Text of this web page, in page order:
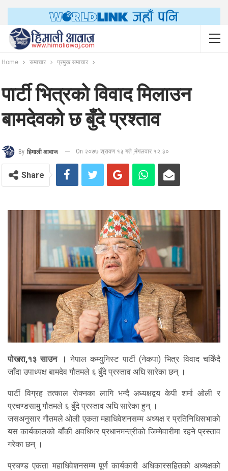
Home समाचार प्रमुख समाचार
पार्टी भित्रको विवाद मिलाउन
बामदेवको छ बुँदे प्रश्ताव
By हिमाली आवाज On २०७७ श्रावण १३ गते ,मंगलवार १२:३०
Share
पोखरा,१३ साउन । नेपाल कम्युनिस्ट पार्टी (नेकपा) भित्र विवाद चर्किँदै
जाँदा उपाध्यक्ष बामदेव गौतमले ६ बुँदे प्रस्ताव अघि सारेका छन् ।
पार्टी विग्रह तत्काल रोक्नका लागि भन्दै अध्यक्षद्वय केपी शर्मा ओली र
प्रचण्डसामु गौतमले ६ बुँदे प्रस्ताव अघि सारेका हुन् ।
जसअनुसार गौतमले ओली एकता महाधिवेशनसम्म अध्यक्ष र प्रतिनिधिसभाको
यस कार्यकालको बाँकी अवधिभर प्रधानमन्त्रीको जिम्मेवारीमा रहने प्रस्ताव
गरेका छन् ।
प्रचण्ड एकता महाधिवेशनसम्म पूर्ण कार्यकारी अधिकारसहितको अध्यक्षको